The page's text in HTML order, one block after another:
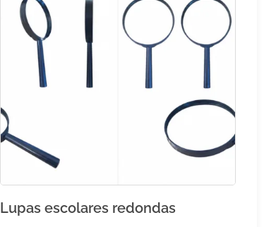
Lupas escolares redondas